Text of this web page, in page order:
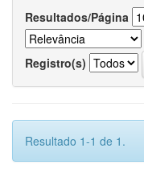
Resultados/Página
Registro(s)
Resultado 1-1 de 1.